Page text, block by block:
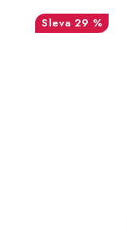
29 %